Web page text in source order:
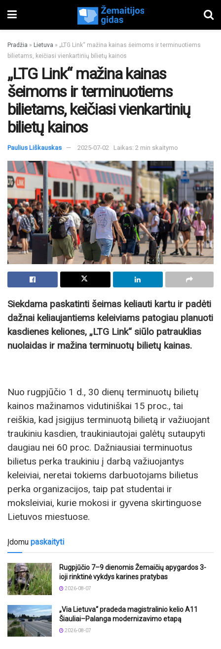
Pradžia » Lietuva » „LTG Link“ mažina kainas šeimoms ir terminuotiems
bilietams, keičiasi vienkartinių bilietų kainos
„LTG Link“ mažina kainas
šeimoms ir terminuotiems
bilietams, keičiasi vienkartinių
bilietų kainos
Paulius Liškauskas 2025-07-02 Laikas: 2 min skaitymo
Siekdama paskatinti šeimas keliauti kartu ir padėti
dažnai keliaujantiems keleiviams patogiau planuoti
kasdienes keliones, „LTG Link“ siūlo patrauklias
nuolaidas ir mažina terminuotų bilietų kainas.
Nuo rugpjūčio 1 d., 30 dienų terminuotų bilietų
kainos mažinamos vidutiniškai 15 proc., tai
reiškia, kad įsigijus terminuotą bilietą ir važiuojant
traukiniu kasdien, traukiniautojai galėtų sutaupyti
daugiau nei 60 proc. Dažniausiai terminuotus
bilietus perka traukiniu į darbą važiuojantys
keleiviai, neretai tokiems darbuotojams bilietus
perka organizacijos, taip pat studentai ir
moksleiviai, kurie mokosi ir gyvena skirtinguose
Lietuvos miestuose.
Įdomu paskaityti
Rugpjūčio 7–9 dienomis Žemaičių apygardos 3-
ioji rinktinė vykdys karines pratybas
2026-08-07
„Via Lietuva“ pradeda magistralinio kelio A11
Šiauliai–Palanga modernizavimo etapą
2026-08-07